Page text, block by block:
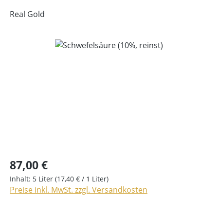
Real Gold
Bildergalerie überspringen
87,00 €
Inhalt: 5 Liter (17,40 € / 1 Liter)
Preise inkl. MwSt. zzgl. Versandkosten